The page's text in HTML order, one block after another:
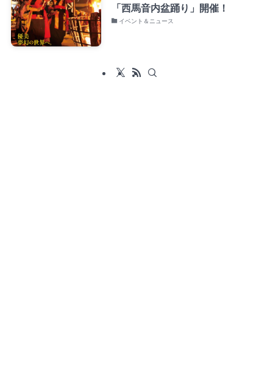
「西馬音内盆踊り」開催！
イベント＆ニュース